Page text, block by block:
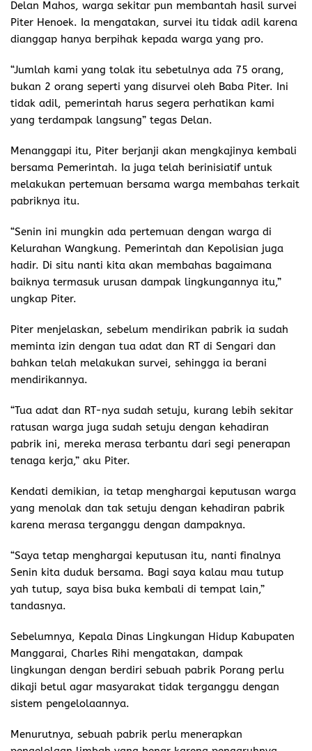
Delan Mahos, warga sekitar pun membantah hasil survei
Piter Henoek. Ia mengatakan, survei itu tidak adil karena
dianggap hanya berpihak kepada warga yang pro.
“Jumlah kami yang tolak itu sebetulnya ada 75 orang,
bukan 2 orang seperti yang disurvei oleh Baba Piter. Ini
tidak adil, pemerintah harus segera perhatikan kami
yang terdampak langsung” tegas Delan.
Menanggapi itu, Piter berjanji akan mengkajinya kembali
bersama Pemerintah. Ia juga telah berinisiatif untuk
melakukan pertemuan bersama warga membahas terkait
pabriknya itu.
“Senin ini mungkin ada pertemuan dengan warga di
Kelurahan Wangkung. Pemerintah dan Kepolisian juga
hadir. Di situ nanti kita akan membahas bagaimana
baiknya termasuk urusan dampak lingkungannya itu,”
ungkap Piter.
Piter menjelaskan, sebelum mendirikan pabrik ia sudah
meminta izin dengan tua adat dan RT di Sengari dan
bahkan telah melakukan survei, sehingga ia berani
mendirikannya.
“Tua adat dan RT-nya sudah setuju, kurang lebih sekitar
ratusan warga juga sudah setuju dengan kehadiran
pabrik ini, mereka merasa terbantu dari segi penerapan
tenaga kerja,” aku Piter.
Kendati demikian, ia tetap menghargai keputusan warga
yang menolak dan tak setuju dengan kehadiran pabrik
karena merasa terganggu dengan dampaknya.
“Saya tetap menghargai keputusan itu, nanti finalnya
Senin kita duduk bersama. Bagi saya kalau mau tutup
yah tutup, saya bisa buka kembali di tempat lain,”
tandasnya.
Sebelumnya, Kepala Dinas Lingkungan Hidup Kabupaten
Manggarai, Charles Rihi mengatakan, dampak
lingkungan dengan berdiri sebuah pabrik Porang perlu
dikaji betul agar masyarakat tidak terganggu dengan
sistem pengelolaannya.
Menurutnya, sebuah pabrik perlu menerapkan